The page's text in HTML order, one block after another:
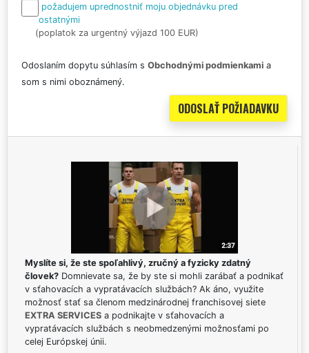
požadujem uprednostniť moju objednávku pred
ostatnými
(poplatok za urgentný výjazd 100 EUR)
Odoslaním dopytu súhlasím s Obchodnými podmienkami a
som s nimi oboznámený.
Myslíte si, že ste spoľahlivý, zručný a fyzicky zdatný
človek? Domnievate sa, že by ste si mohli zarábať a podnikať
v sťahovacích a vypratávacích službách? Ak áno, využite
možnosť stať sa členom medzinárodnej franchisovej siete
EXTRA SERVICES a podnikajte v sťahovacích a
vypratávacích službách s neobmedzenými možnosťami po
celej Európskej únii.